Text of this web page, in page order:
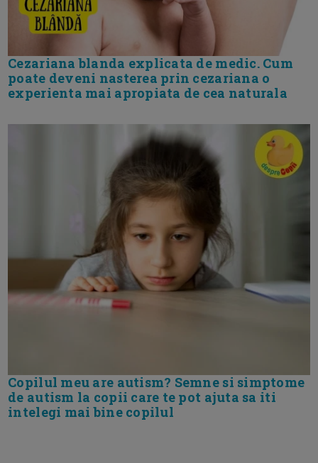
Cezariana blanda explicata de medic. Cum
poate deveni nasterea prin cezariana o
experienta mai apropiata de cea naturala
Copilul meu are autism? Semne si simptome
de autism la copii care te pot ajuta sa iti
intelegi mai bine copilul